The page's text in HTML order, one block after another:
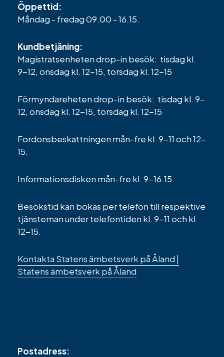
Öppettid:
Måndag - fredag 09.00 - 16.15.
Kundbetjäning:
Magistratsenheten drop-in besök: tisdag kl.
9-12, onsdag kl. 12-15, torsdag kl. 12-15
Förmyndareheten drop-in besök: tisdag kl. 9-
12, onsdag kl. 12-15, torsdag kl. 12-15
Fordonsbeskattningen mån-fre kl. 9-11 och 12-
15.
Informationsdisken mån-fre kl. 9-16.15
Besökstid kan bokas per telefon till respektive
tjänsteman under telefontiden kl. 9-11 och kl.
12-15.
Kontakta Statens ämbetsverk på Åland |
Statens ämbetsverk på Åland
Postadress: